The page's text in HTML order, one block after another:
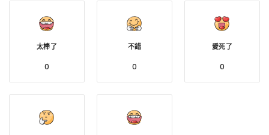
太棒了
0
不錯
0
愛死了
0